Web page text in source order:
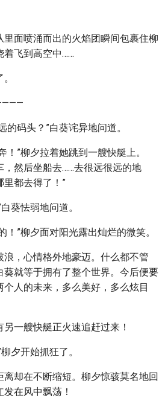
里面喷涌而出的火焰团瞬间包裹住柳
着飞到高空中……
的码头？”白葵诧异地问道。
！”柳夕拉着她跳到一艘快艇上。
，然后坐船去……去很远很远的地
都去得了！”
葵怯弱地问道。
！”柳夕面对阳光露出灿烂的微笑。
，心情格外地豪迈。什么都不管
葵就等于拥有了整个世界。今后便要
人的未来，多么美好，多么炫目
一艘快艇正火速追赶过来！
夕开始抓狂了。
却在不断缩短。柳夕惊骇莫名地回
在风中飘荡！